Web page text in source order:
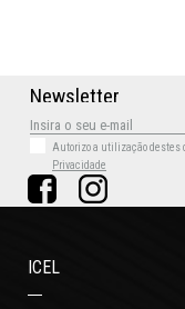
Newsletter
Autorizo a utilização destes
Privacidade
ICEL